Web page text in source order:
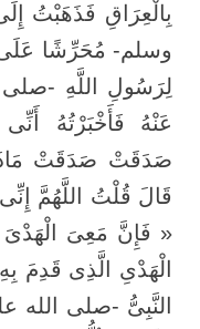
بِالْعِرَاقِ فَذَهَبْتُ
وسلم- مُحَرِّشًا
لِرَسُولِ اللَّهِ -صلى
عَنْهُ فَأَخْبَرْتُهُ
صَدَقَتْ صَدَقَتْ
قَالَ قُلْتُ اللَّهُمَّ
« فَإِنَّ مَعِىَ الْهَدْىَ
الْهَدْىِ الَّذِى قَدِمَ
النَّبِىُّ -صلى الله